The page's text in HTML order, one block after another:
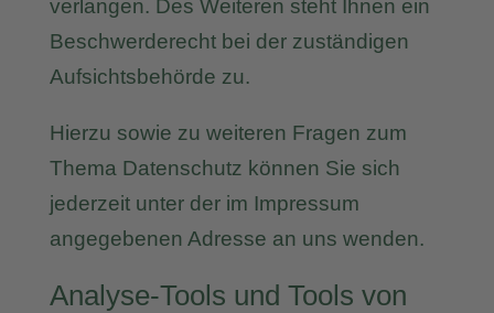
verlangen. Des Weiteren steht Ihnen ein
Beschwerderecht bei der zuständigen
Aufsichtsbehörde zu.
Hierzu sowie zu weiteren Fragen zum
Thema Datenschutz können Sie sich
jederzeit unter der im Impressum
angegebenen Adresse an uns wenden.
Analyse-Tools und Tools von